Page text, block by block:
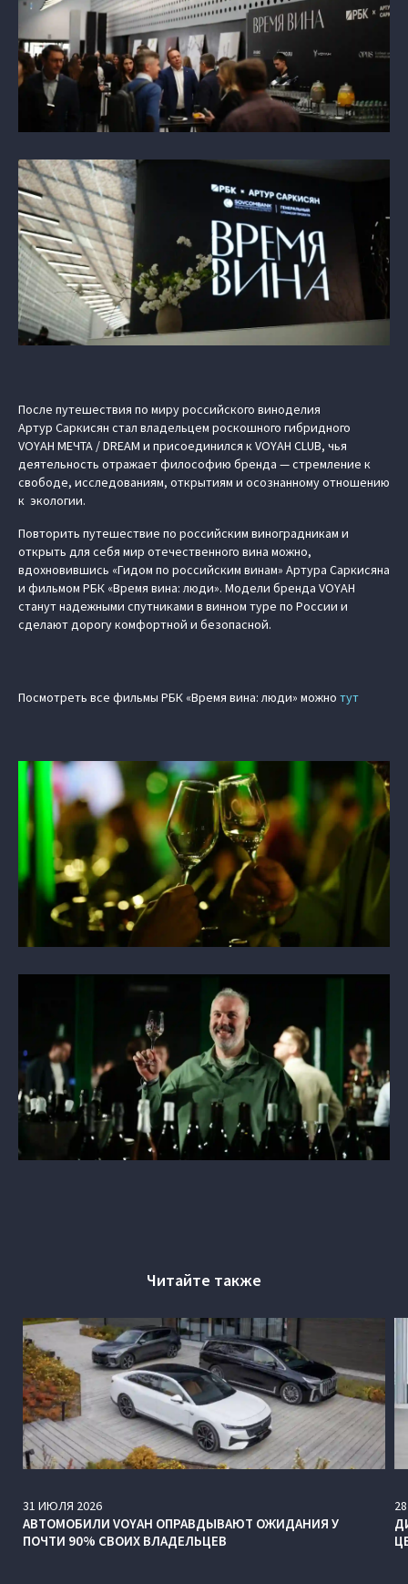
После путешествия по миру российского виноделия
Артур Саркисян стал владельцем роскошного гибридного
VOYAH МЕЧТА / DREAM и присоединился к VOYAH CLUB, чья
деятельность отражает философию бренда — стремление к
свободе, исследованиям, открытиям и осознанному отношению
к экологии.
Повторить путешествие по российским виноградникам и
открыть для себя мир отечественного вина можно,
вдохновившись «Гидом по российским винам» Артура Саркисяна
и фильмом РБК «Время вина: люди». Модели бренда VOYAH
станут надежными спутниками в винном туре по России и
сделают дорогу комфортной и безопасной.
Посмотреть все фильмы РБК «Время вина: люди» можно тут
Читайте также
31 ИЮЛЯ 2026
АВТОМОБИЛИ VOYAH ОПРАВДЫВАЮТ ОЖИДАНИЯ У
ПОЧТИ 90% СВОИХ ВЛАДЕЛЬЦЕВ
28